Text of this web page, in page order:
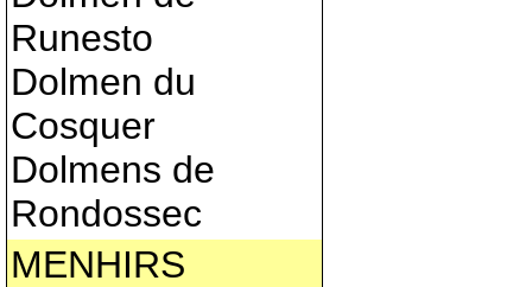
Runesto
Dolmen du
Cosquer
Dolmens de
Rondossec
MENHIRS